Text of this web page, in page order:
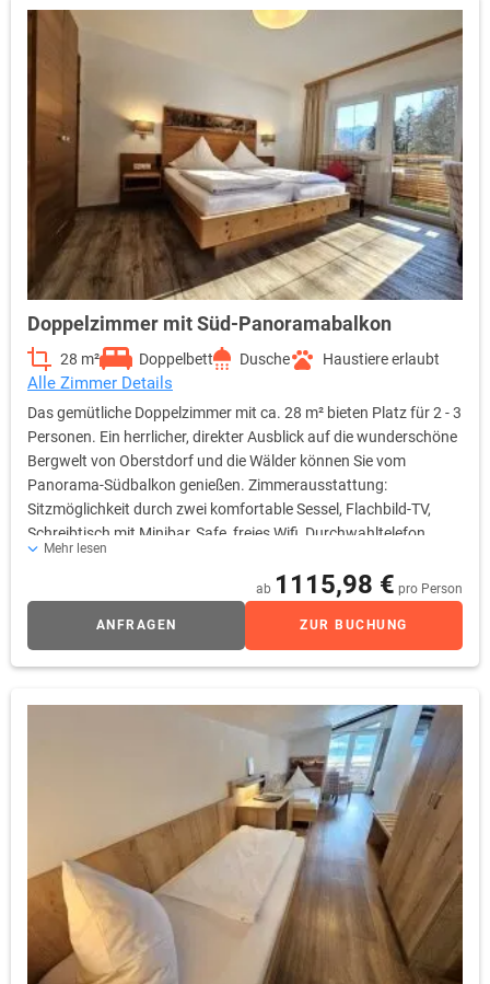
Doppelzimmer mit Süd-Panoramabalkon
28 m² Doppelbett Dusche Haustiere erlaubt
Alle Zimmer Details
Das gemütliche Doppelzimmer mit ca. 28 m² bieten Platz für 2 - 3
Personen. Ein herrlicher, direkter Ausblick auf die wunderschöne
Bergwelt von Oberstdorf und die Wälder können Sie vom
Panorama-Südbalkon genießen. Zimmerausstattung:
Sitzmöglichkeit durch zwei komfortable Sessel, Flachbild-TV,
Schreibtisch mit Minibar, Safe, freies Wifi, Durchwahltelefon,
Kofferablage, Bad mit Dusche, WC, Fön, Kosmetikspiegel
Mehr lesen
ab 1115,98 € pro Person
ANFRAGEN ZUR BUCHUNG